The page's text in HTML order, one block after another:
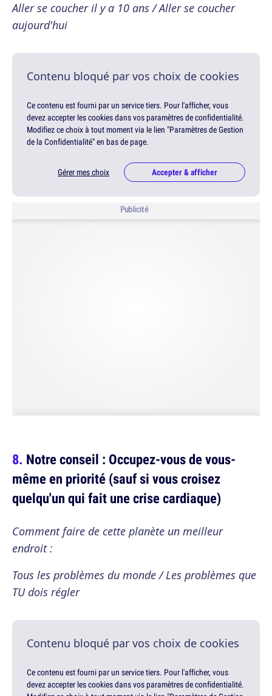
Aller se coucher il y a 10 ans / Aller se coucher
aujourd'hui
Contenu bloqué par vos choix de cookies
Ce contenu est fourni par un service tiers. Pour l'afficher, vous
devez accepter les cookies dans vos paramètres de confidentialité.
Modifiez ce choix à tout moment via le lien "Paramètres de Gestion
de la Confidentialité" en bas de page.
Gérer mes choix Accepter & afficher
Publicité
Notre conseil : Occupez-vous de vous-
même en priorité (sauf si vous croisez
quelqu'un qui fait une crise cardiaque)
Comment faire de cette planète un meilleur
endroit :
Tous les problèmes du monde / Les problèmes que
TU dois régler
Contenu bloqué par vos choix de cookies
Ce contenu est fourni par un service tiers. Pour l'afficher, vous
devez accepter les cookies dans vos paramètres de confidentialité.